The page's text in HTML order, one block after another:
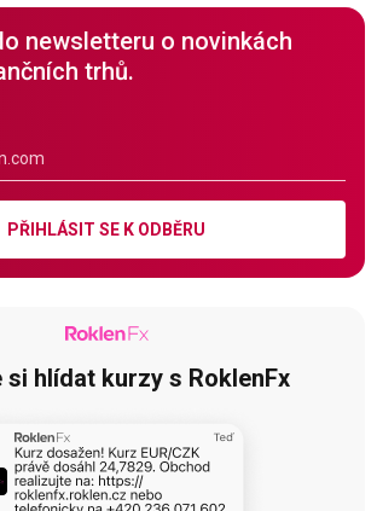
newsletteru o novinkách
trhů.
PŘIHLÁSIT SE K ODBĚRU
si hlídat kurzy s RoklenFx